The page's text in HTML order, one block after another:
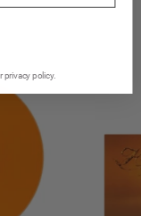
privacy policy.